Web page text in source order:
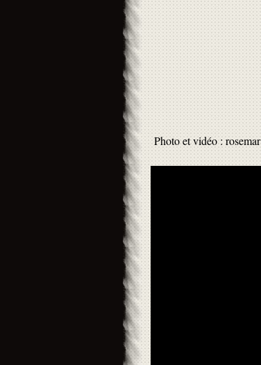
Photo et vidéo : rosemar